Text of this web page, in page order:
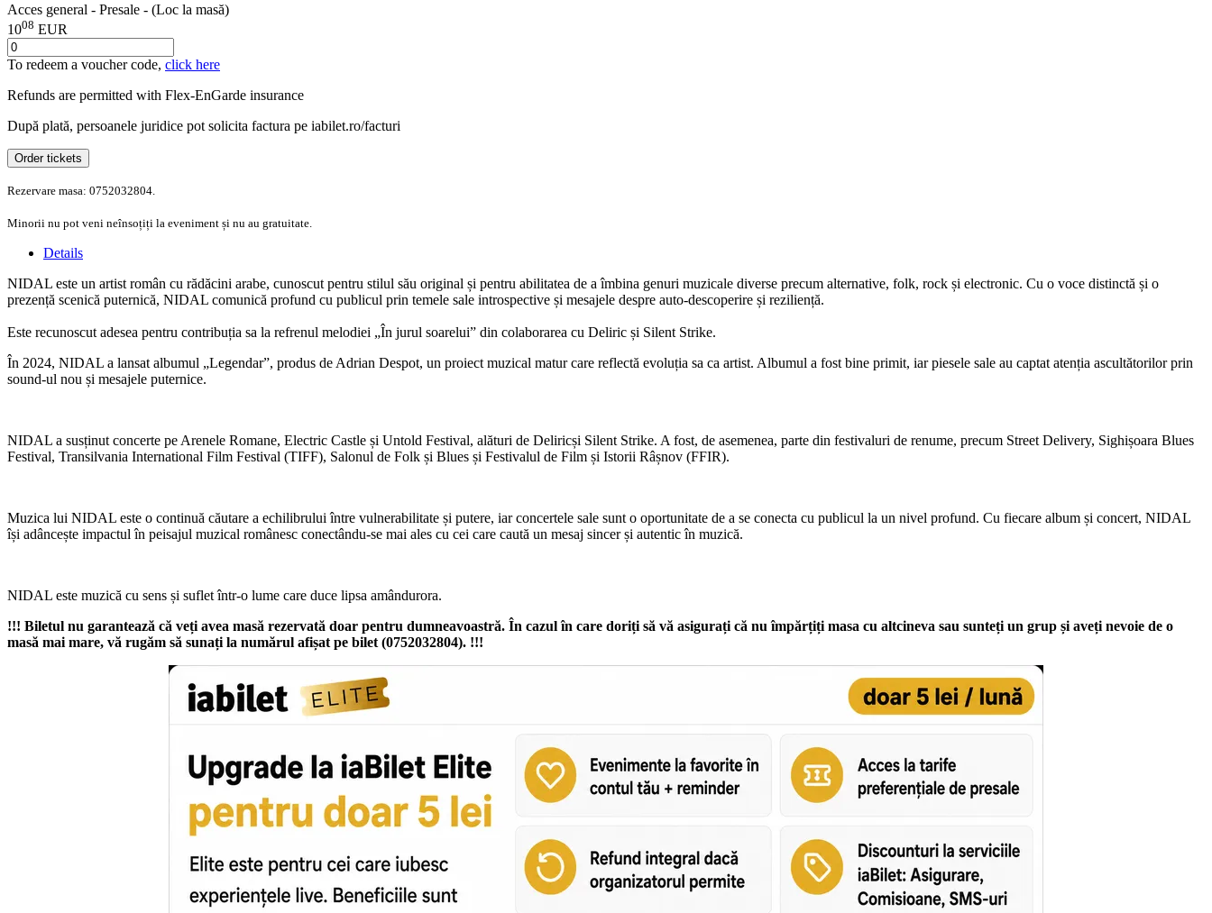
Acces general - Presale - (Loc la masă)
1008 EUR
To redeem a voucher code, click here
Refunds are permitted with Flex-EnGarde insurance
După plată, persoanele juridice pot solicita factura pe iabilet.ro/facturi
Order tickets
Rezervare masa: 0752032804.
Minorii nu pot veni neînsoțiți la eveniment și nu au gratuitate.
Details
NIDAL este un artist român cu rădăcini arabe, cunoscut pentru stilul său original și pentru abilitatea de a îmbina genuri muzicale diverse precum alternative, folk, rock și electronic. Cu o voce distinctă și o
prezență scenică puternică, NIDAL comunică profund cu publicul prin temele sale introspective și mesajele despre auto-descoperire și reziliență.
Este recunoscut adesea pentru contribuția sa la refrenul melodiei „În jurul soarelui” din colaborarea cu Deliric și Silent Strike.
În 2024, NIDAL a lansat albumul „Legendar”, produs de Adrian Despot, un proiect muzical matur care reflectă evoluția sa ca artist. Albumul a fost bine primit, iar piesele sale au captat atenția ascultătorilor prin
sound-ul nou și mesajele puternice.
NIDAL a susținut concerte pe Arenele Romane, Electric Castle și Untold Festival, alături de Deliricși Silent Strike. A fost, de asemenea, parte din festivaluri de renume, precum Street Delivery, Sighișoara Blues
Festival, Transilvania International Film Festival (TIFF), Salonul de Folk și Blues și Festivalul de Film și Istorii Râșnov (FFIR).
Muzica lui NIDAL este o continuă căutare a echilibrului între vulnerabilitate și putere, iar concertele sale sunt o oportunitate de a se conecta cu publicul la un nivel profund. Cu fiecare album și concert, NIDAL
își adâncește impactul în peisajul muzical românesc conectându-se mai ales cu cei care caută un mesaj sincer și autentic în muzică.
NIDAL este muzică cu sens și suflet într-o lume care duce lipsa amândurora.
!!! Biletul nu garantează că veți avea masă rezervată doar pentru dumneavoastră. În cazul în care doriți să vă asigurați că nu împărțiți masa cu altcineva sau sunteți un grup și aveți nevoie de o
masă mai mare, vă rugăm să sunați la numărul afișat pe bilet (0752032804). !!!